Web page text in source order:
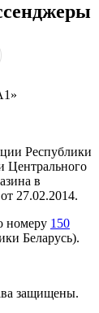
Республики
Центрального
в
27.02.2014.
номеру 150
Беларусь).
защищены.